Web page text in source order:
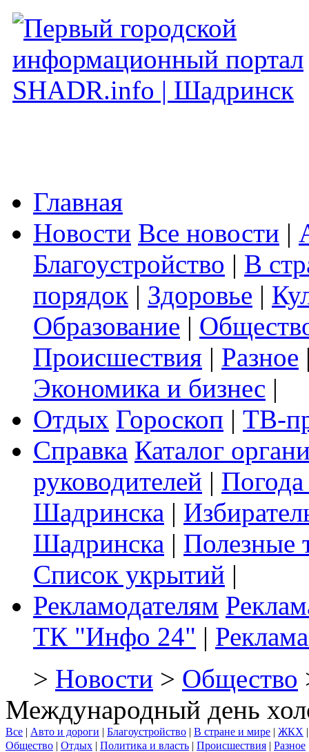
Главная
Новости Все новости |
Благоустройство | В
порядок | Здоровье |
Образование |
Происшествия | Разное
Экономика и бизнес |
Отдых Гороскоп | ТВ-
Справка Каталог
руководителей |
Шадринска |
Шадринска | Полезные
Список укрытий |
Рекламодателям
ТК "Инфо 24" |
> Новости > Общество
Международный день
Все | Авто и дороги | Благоустройство | В стране и мире | ЖКХ
Общество | Отдых | Политика и власть | Происшествия | Разное